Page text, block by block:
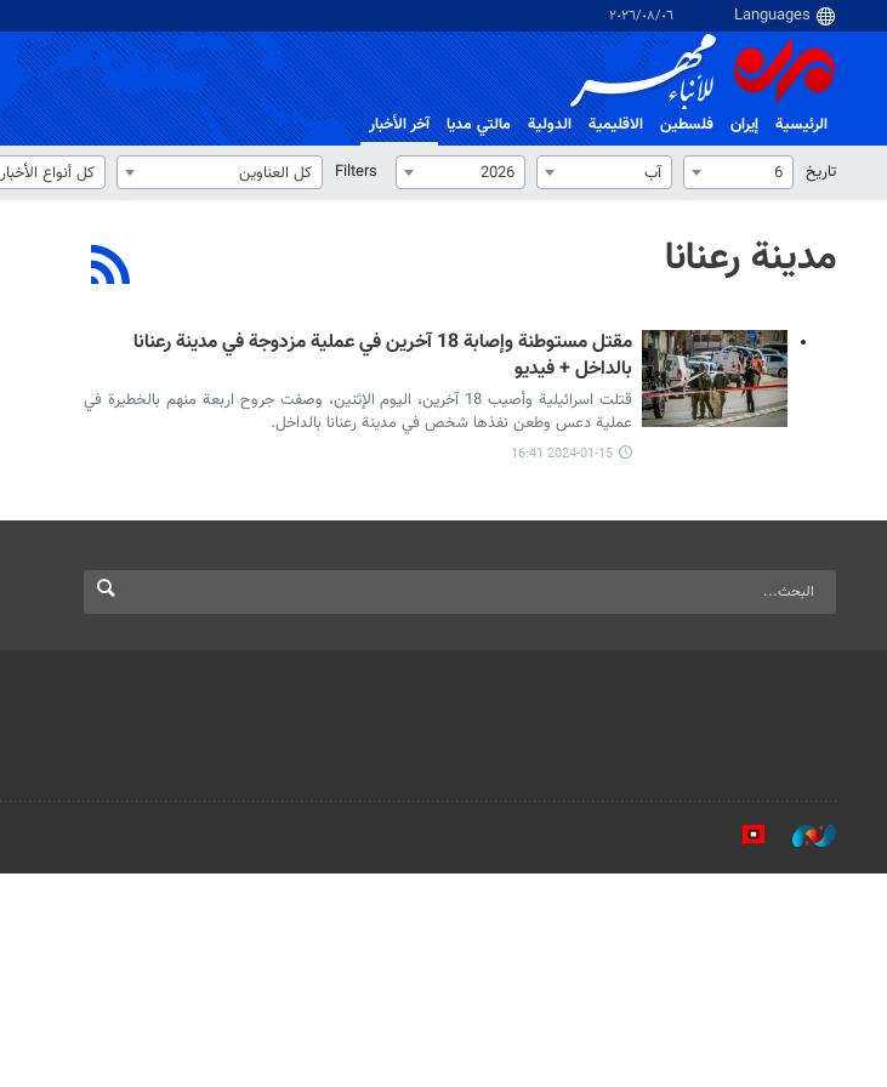
٠٦‏/٠٨‏/٢٠٢٦
الرئيسية إيران فلسطین الاقلیمیة الدولية مالتي مدیا
آخر الأخبار
تاریخ
6 آب 2026
Filters كل العناوين كل أنواع الأخبار
مدينة رعنانا
مقتل مستوطنة وإصابة 18 آخرين في عملية مزدوجة في مدينة رعنانا
بالداخل + فيديو
قتلت اسرائيلية وأصيب 18 آخرين، اليوم الإثنين، وصفت جروح اربعة منهم بالخطيرة في
عملية دعس وطعن نفذها شخص في مدينة رعنانا بالداخل.
2024-01-15 16:41